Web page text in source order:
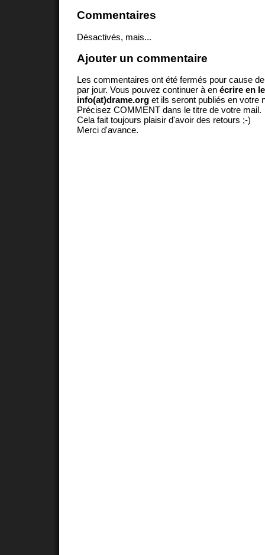
Commentaires
Désactivés, mais...
Ajouter un commentaire
Les commentaires ont été fermés pour cause
par jour. Vous pouvez continuer à en écrire en
info(at)drame.org et ils seront publiés en votre
Précisez COMMENT dans le titre de votre mail.
Cela fait toujours plaisir d'avoir des retours ;-)
Merci d'avance.